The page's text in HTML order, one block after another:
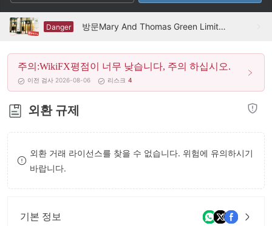
4
5
6
7
8
9
5
6
7
8
9
5
6
7
8
9
Danger 방문Mary And Thomas Green Limited 영국 -- 사무실 찾기
주의:WikiFX평점이 너무 낮습니다, 주의 하십시오.
이전 검사 2026-08-06 리스크 4
외환 규제
외환 거래 라이선스를 찾을 수 없습니다. 위험에 유의하시기
바랍니다.
기본 정보